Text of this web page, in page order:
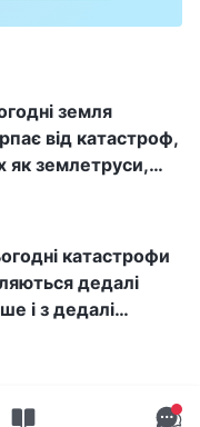
земля
від катастроф,
як землетруси,
стають
масштабнішими
дедалі
життів. Бог
на неї
катастрофи
дедалі
і з дедалі
катастрофи